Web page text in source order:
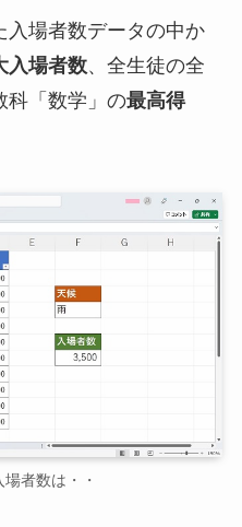
入場者数データの中か
入場者数、全生徒の全
科「数学」の最高得
者数は・・